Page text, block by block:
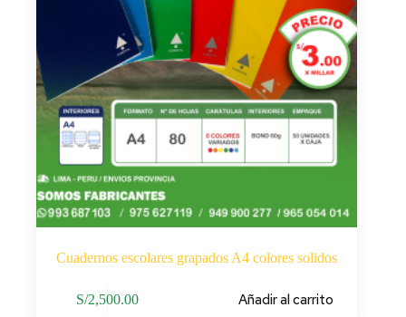
Cuadernos escolares grapados A4 colores solidos
S/2,500.00 Añadir al carrito